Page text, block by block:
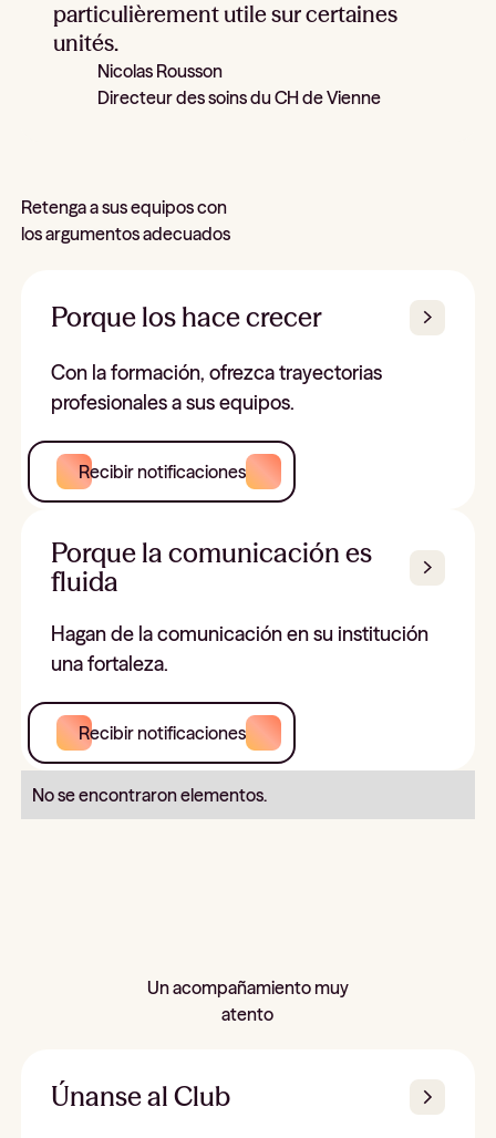
particulièrement utile sur certaines
unités.
Nicolas Rousson
Directeur des soins du CH de Vienne
Retenga a sus equipos con
los argumentos adecuados
Porque los hace crecer
Con la formación, ofrezca trayectorias
profesionales a sus equipos.
Recibir notificaciones
Porque la comunicación es
fluida
Hagan de la comunicación en su institución
una fortaleza.
Recibir notificaciones
No se encontraron elementos.
Un acompañamiento muy
atento
Únanse al Club